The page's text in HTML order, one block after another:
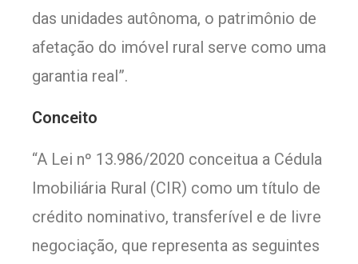
das unidades autônoma, o patrimônio de
afetação do imóvel rural serve como uma
garantia real”.
Conceito
“A Lei nº 13.986/2020 conceitua a Cédula
Imobiliária Rural (CIR) como um título de
crédito nominativo, transferível e de livre
negociação, que representa as seguintes